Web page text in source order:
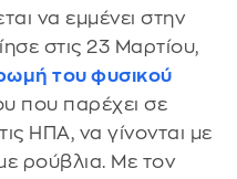
να εμμένει στην
στις 23 Μαρτίου,
του φυσικού
που παρέχει σε
ΗΠΑ, να γίνονται με
ρούβλια. Με τον